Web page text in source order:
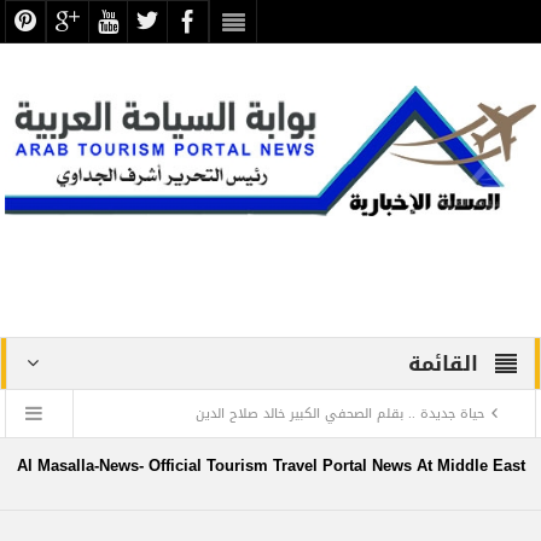
القائمة
حياة جديدة .. بقلم الصحفي الكبير خالد صلاح الدين
دراسة علمية ترصد الاكتشافات الأثرية والتطوير بجبانة الشاطبي
Al Masalla-News- Official Tourism Travel Portal News At Middle East